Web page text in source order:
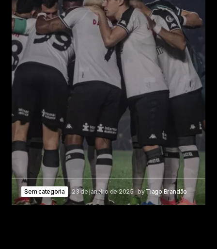
Sem categoria 23 de janeiro de 2025 by Tiago Brandão